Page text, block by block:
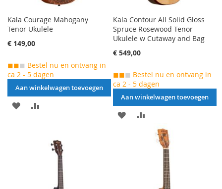
Kala Courage Mahogany
Tenor Ukulele
€ 149,00
◼◼◼ Bestel nu en ontvang in
ca 2 - 5 dagen
Aan winkelwagen toevoegen
AAN
TOEVOEGEN
VERGELIJKEN
Kala Contour All Solid Gloss
Spruce Rosewood Tenor
Ukulele w Cutaway and Bag
€ 549,00
◼◼◼ Bestel nu en ontvang in
ca 2 - 5 dagen
Aan winkelwagen toevoegen
AAN
VERLANGLIJST
TOEVOEGEN
TOE
VERGELIJKEN